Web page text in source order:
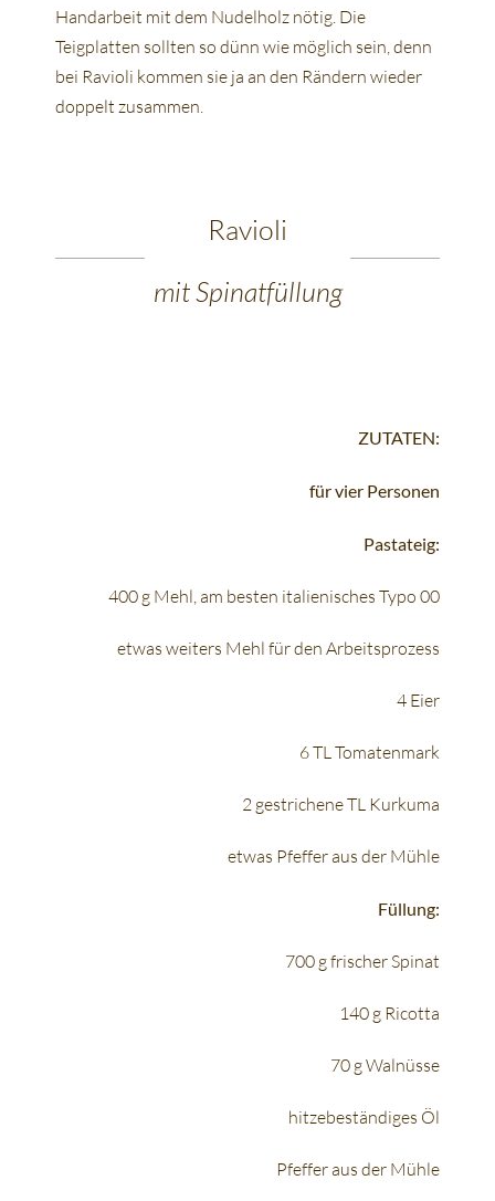
Handarbeit mit dem Nudelholz nötig. Die
Teigplatten sollten so dünn wie möglich sein, denn
bei Ravioli kommen sie ja an den Rändern wieder
doppelt zusammen.
Ravioli
mit Spinatfüllung
ZUTATEN:
für vier Personen
Pastateig:
400 g Mehl, am besten italienisches Typo 00
etwas weiters Mehl für den Arbeitsprozess
4 Eier
6 TL Tomatenmark
2 gestrichene TL Kurkuma
etwas Pfeffer aus der Mühle
Füllung:
700 g frischer Spinat
140 g Ricotta
70 g Walnüsse
hitzebeständiges Öl
Pfeffer aus der Mühle